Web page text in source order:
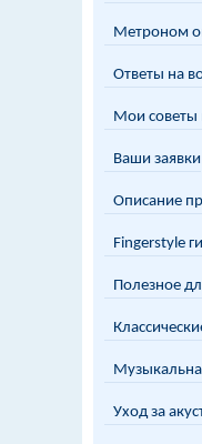
Метроном
Ответы на
Мои
Ваши заявки
Описание
Fingerstyle
Полезное
Уход за